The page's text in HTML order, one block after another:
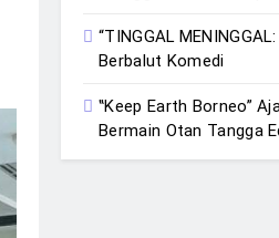
“TINGGAL
Berbalut Komedi
‟Keep Earth Borneo”
Bermain Otan Tangga